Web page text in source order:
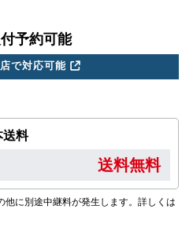
予約可能
で対応可能
送料
送料無料
に別途中継料が発生します。詳しくは